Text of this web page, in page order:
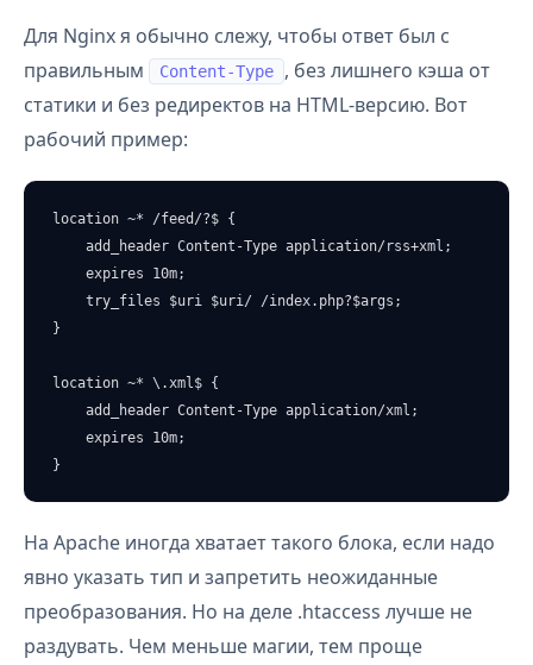
Для Nginx я обычно слежу, чтобы ответ был с
правильным
Content-Type
, без лишнего кэша от
статики и без редиректов на HTML-версию. Вот
рабочий пример:
location ~* /feed/?$ {
    add_header Content-Type application/rss+xml;
    expires 10m;
    try_files $uri $uri/ /index.php?$args;
}
location ~* \.xml$ {
    add_header Content-Type application/xml;
    expires 10m;
}
На Apache иногда хватает такого блока, если надо
явно указать тип и запретить неожиданные
преобразования. Но на деле .htaccess лучше не
раздувать. Чем меньше магии, тем проще